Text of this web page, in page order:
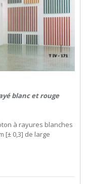
blanc et rouge
à rayures blanches
[± 0,3] de large